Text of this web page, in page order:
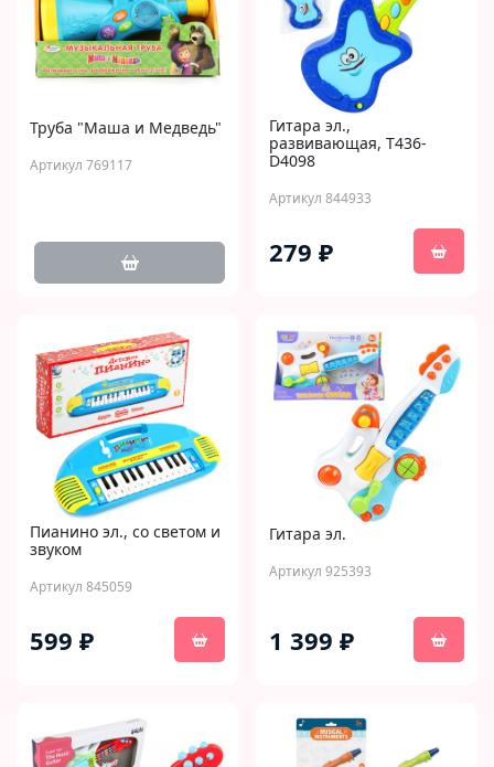
Труба "Маша и Медведь"
Артикул 769117
Гитара эл.,
развивающая, T436-
D4098
Артикул 844933
279 ₽
Пианино эл., со светом и
звуком
Артикул 845059
599 ₽
Гитара эл.
Артикул 925393
1 399 ₽